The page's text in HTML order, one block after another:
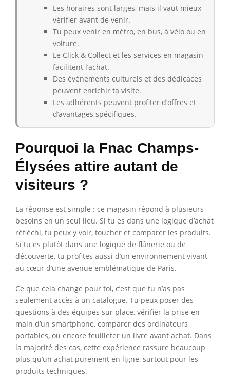
Les horaires sont larges, mais il vaut mieux
vérifier avant de venir.
Tu peux venir en métro, en bus, à vélo ou en
voiture.
Le Click & Collect et les services en magasin
facilitent l’achat.
Des événements culturels et des dédicaces
peuvent enrichir ta visite.
Les adhérents peuvent profiter d’offres et
d’avantages spécifiques.
Pourquoi la Fnac Champs-
Élysées attire autant de
visiteurs ?
La réponse est simple : ce magasin répond à plusieurs
besoins en un seul lieu. Si tu es dans une logique d’achat
réfléchi, tu peux y voir, toucher et comparer les produits.
Si tu es plutôt dans une logique de flânerie ou de
découverte, tu profites aussi d’un environnement vivant,
au cœur d’une avenue emblématique de Paris.
Ce que cela change pour toi, c’est que tu n’as pas
seulement accès à un catalogue. Tu peux poser des
questions à des équipes sur place, vérifier la prise en
main d’un smartphone, comparer des ordinateurs
portables, ou encore feuilleter un livre avant achat. Dans
la majorité des cas, cette expérience rassure beaucoup
plus qu’un achat purement en ligne, surtout pour les
produits techniques.